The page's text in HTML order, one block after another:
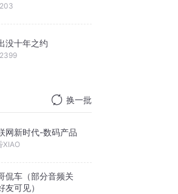
203
没十年之约
2399
换一批
网新时代-数码产品
XIAO
侃车（部分音频关
友可见）